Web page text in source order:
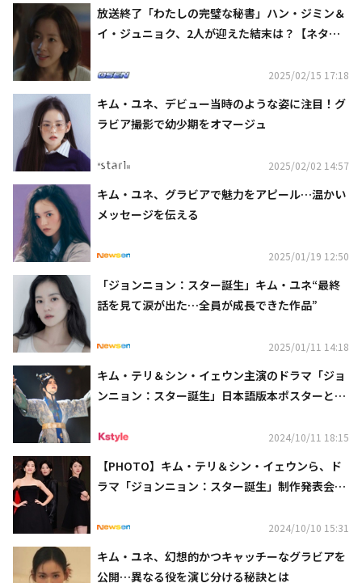
放送終了「わたしの完璧な秘書」ハン・ジミン＆
イ・ジュニョク、2人が迎えた結末は？【ネタバ
2025/02/15 17:18
キム・ユネ、デビュー当時のような姿に注目！グ
ラビア撮影で幼少期をオマージュ
2025/02/02 14:57
キム・ユネ、グラビアで魅力をアピール…温かい
メッセージを伝える
2025/01/19 12:50
「ジョンニョン：スター誕生」キム・ユネ“最終
話を見て涙が出た…全員が成長できた作品”
2025/01/11 14:18
キム・テリ＆シン・イェウン主演のドラマ「ジョ
ンニョン：スター誕生」日本語版本ポスターと本
2024/10/11 18:15
【PHOTO】キム・テリ＆シン・イェウンら、ド
ラマ「ジョンニョン：スター誕生」制作発表会に
2024/10/10 15:31
キム・ユネ、幻想的かつキャッチーなグラビアを
公開…異なる役を演じ分ける秘訣とは